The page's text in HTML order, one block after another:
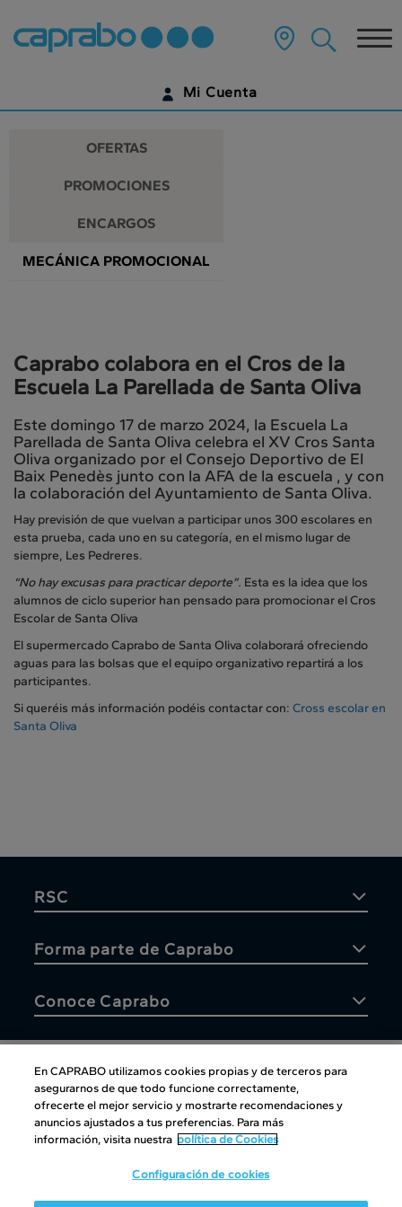
Promociones
y
descuentos
en
nuestros
supermercados
contenido
página
Mi Cuenta
¿AÚN NO TIENES UNA CUENTA DIGITAL?
OFERTAS
PROMOCIONES
ENCARGOS
MECÁNICA PROMOCIONAL
Caprabo colabora en el Cros de la
Escuela La Parellada de Santa Oliva
Este domingo 17 de marzo 2024, la Escuela La
Parellada de Santa Oliva celebra el XV Cros Santa
Oliva organizado por el Consejo Deportivo de El
Baix Penedès junto con la AFA de la escuela , y con
la colaboración del Ayuntamiento de Santa Oliva.
Hay previsión de que vuelvan a participar unos 300 escolares en
esta prueba, cada uno en su categoría, en el mismo lugar de
siempre, Les Pedreres.
“No hay excusas para practicar deporte”. Esta es la idea que los
alumnos de ciclo superior han pensado para promocionar el Cros
Escolar de Santa Oliva
El supermercado Caprabo de Santa Oliva colaborará ofreciendo
aguas para las bolsas que el equipo organizativo repartirá a los
participantes.
Si queréis más información podéis contactar con: Cross escolar en
Santa Oliva
RSC
Forma parte de Caprabo
Conoce Caprabo
Atención al cliente
En CAPRABO utilizamos cookies propias y de terceros para
asegurarnos de que todo funcione correctamente,
ofrecerte el mejor servicio y mostrarte recomendaciones y
anuncios ajustados a tus preferencias. Para más
información, visita nuestra política de Cookies
Configuración de cookies